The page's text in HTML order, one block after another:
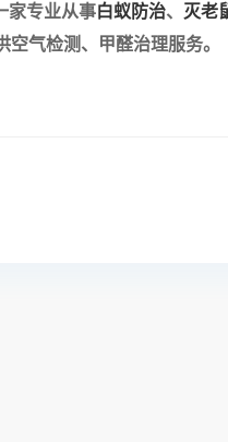
家专业从事白蚁防治、 灭老
气检测、甲醛治理服务。